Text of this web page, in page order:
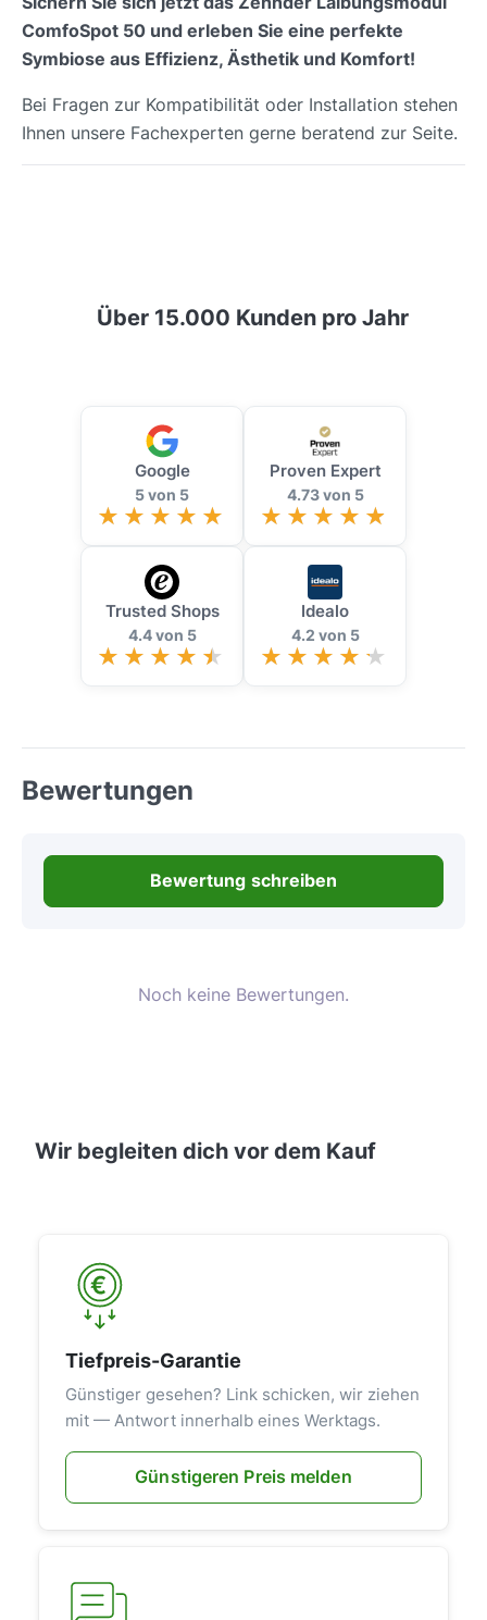
ComfoSpot 50 und erleben Sie eine perfekte
Symbiose aus Effizienz, Ästhetik und Komfort!
Bei Fragen zur Kompatibilität oder Installation stehen
Ihnen unsere Fachexperten gerne beratend zur Seite.
Über 15.000 Kunden pro Jahr
Google
5 von 5
Proven Expert
4.73 von 5
Trusted Shops
4.4 von 5
Idealo
4.2 von 5
Bewertungen
Bewertung schreiben
Noch keine Bewertungen.
Wir begleiten dich vor dem Kauf
Tiefpreis-Garantie
Günstiger gesehen? Link schicken, wir ziehen
mit — Antwort innerhalb eines Werktags.
Günstigeren Preis melden